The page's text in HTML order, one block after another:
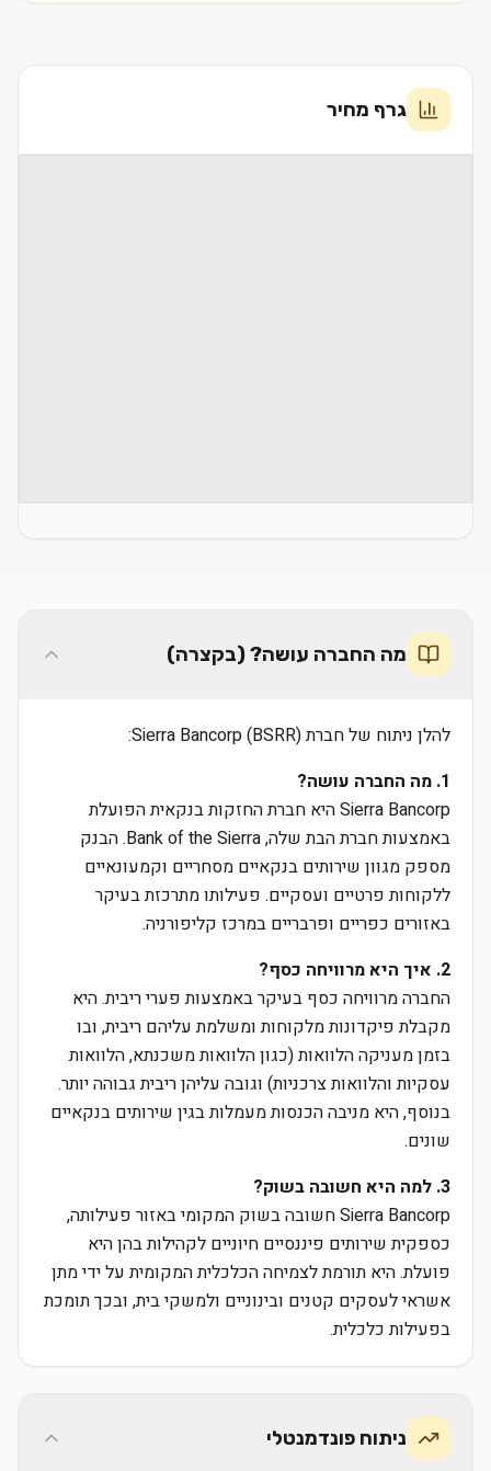
גרף מחיר
מה החברה עושה? (בקצרה)
להלן ניתוח של חברת Sierra Bancorp (BSRR):
1. מה החברה עושה?
Sierra Bancorp היא חברת החזקות בנקאית הפועלת
באמצעות חברת הבת שלה, Bank of the Sierra. הבנק
מספק מגוון שירותים בנקאיים מסחריים וקמעונאיים
ללקוחות פרטיים ועסקיים. פעילותו מתרכזת בעיקר
באזורים כפריים ופרבריים במרכז קליפורניה.
2. איך היא מרוויחה כסף?
החברה מרוויחה כסף בעיקר באמצעות פערי ריבית. היא
מקבלת פיקדונות מלקוחות ומשלמת עליהם ריבית, ובו
בזמן מעניקה הלוואות (כגון הלוואות משכנתא, הלוואות
עסקיות והלוואות צרכניות) וגובה עליהן ריבית גבוהה יותר.
בנוסף, היא מניבה הכנסות מעמלות בגין שירותים בנקאיים
שונים.
3. למה היא חשובה בשוק?
Sierra Bancorp חשובה בשוק המקומי באזור פעילותה,
כספקית שירותים פיננסיים חיוניים לקהילות בהן היא
פועלת. היא תורמת לצמיחה הכלכלית המקומית על ידי מתן
אשראי לעסקים קטנים ובינוניים ולמשקי בית, ובכך תומכת
בפעילות כלכלית.
ניתוח פונדמנטלי